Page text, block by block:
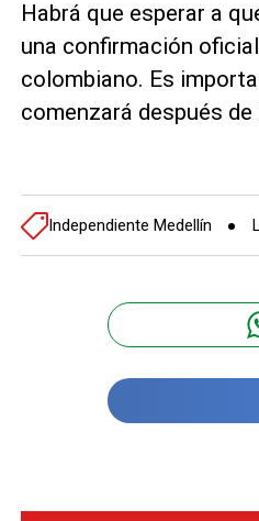
Habrá que esperar a
una confirmación
colombiano. Es
comenzará después
Independiente Medellín